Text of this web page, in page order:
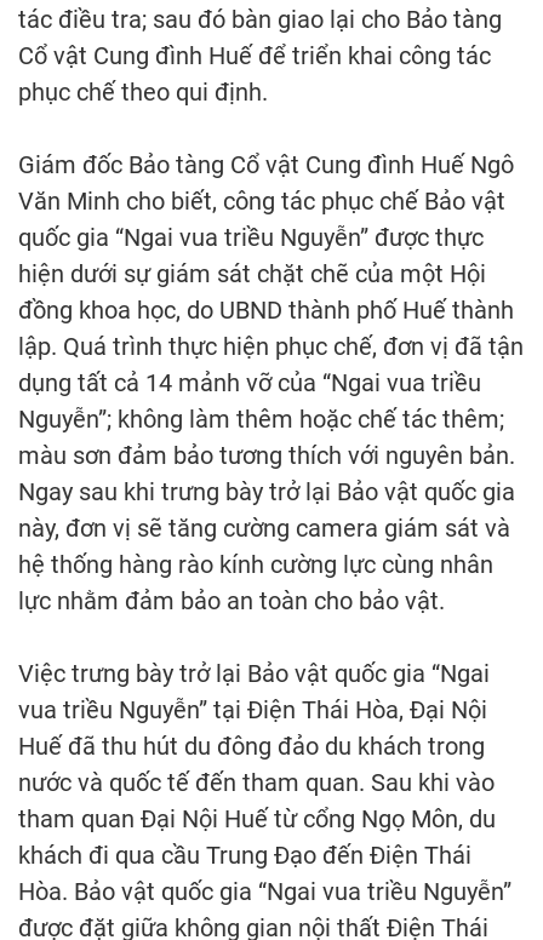
tác điều tra; sau đó bàn giao lại cho Bảo tàng
Cổ vật Cung đình Huế để triển khai công tác
phục chế theo qui định.
Giám đốc Bảo tàng Cổ vật Cung đình Huế Ngô
Văn Minh cho biết, công tác phục chế Bảo vật
quốc gia “Ngai vua triều Nguyễn” được thực
hiện dưới sự giám sát chặt chẽ của một Hội
đồng khoa học, do UBND thành phố Huế thành
lập. Quá trình thực hiện phục chế, đơn vị đã tận
dụng tất cả 14 mảnh vỡ của “Ngai vua triều
Nguyễn”; không làm thêm hoặc chế tác thêm;
màu sơn đảm bảo tương thích với nguyên bản.
Ngay sau khi trưng bày trở lại Bảo vật quốc gia
này, đơn vị sẽ tăng cường camera giám sát và
hệ thống hàng rào kính cường lực cùng nhân
lực nhằm đảm bảo an toàn cho bảo vật.
Việc trưng bày trở lại Bảo vật quốc gia “Ngai
vua triều Nguyễn” tại Điện Thái Hòa, Đại Nội
Huế đã thu hút du đông đảo du khách trong
nước và quốc tế đến tham quan. Sau khi vào
tham quan Đại Nội Huế từ cổng Ngọ Môn, du
khách đi qua cầu Trung Đạo đến Điện Thái
Hòa. Bảo vật quốc gia “Ngai vua triều Nguyễn”
được đặt giữa không gian nội thất Điện Thái